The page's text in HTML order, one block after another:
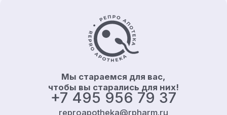
Контакты и информация
+7 495 956 79 37
reproapotheka@rpharm.ru
Мы стараемся для вас,
чтобы вы старались для них!